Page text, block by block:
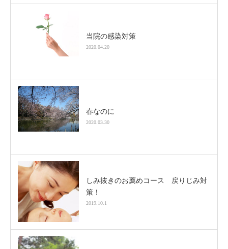
当院の感染対策
2020.04.20
春なのに
2020.03.30
しみ抜きのお薦めコース 戻りじみ対
策！
2019.10.1